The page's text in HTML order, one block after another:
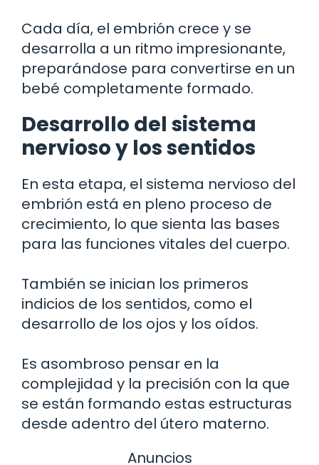
Cada día, el embrión crece y se
desarrolla a un ritmo impresionante,
preparándose para convertirse en un
bebé completamente formado.
Desarrollo del sistema
nervioso y los sentidos
En esta etapa, el sistema nervioso del
embrión está en pleno proceso de
crecimiento, lo que sienta las bases
para las funciones vitales del cuerpo.
También se inician los primeros
indicios de los sentidos, como el
desarrollo de los ojos y los oídos.
Es asombroso pensar en la
complejidad y la precisión con la que
se están formando estas estructuras
desde adentro del útero materno.
Anuncios